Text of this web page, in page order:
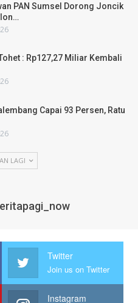
PAN Sumsel Dorong Joncik
: Rp127,27 Miliar Kembali
Capai 93 Persen, Ratu
LAGI
Twitter
Join us on Twitter
Instagram